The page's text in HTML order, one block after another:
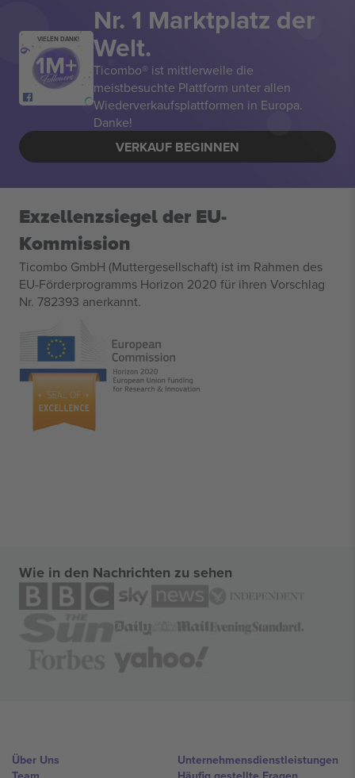
VIELEN DANK!
Nr. 1 Marktplatz der
Welt.
Ticombo® ist mittlerweile die
meistbesuchte Plattform unter allen
Wiederverkaufsplattformen in Europa.
Danke!
VERKAUF BEGINNEN
Exzellenzsiegel der EU-
Kommission
Ticombo GmbH (Muttergesellschaft) ist im Rahmen des
EU-Förderprogramms Horizon 2020 für ihren Vorschlag
Nr. 782393 anerkannt.
Wie in den Nachrichten zu sehen
Über Uns
Unternehmensdienstleistungen